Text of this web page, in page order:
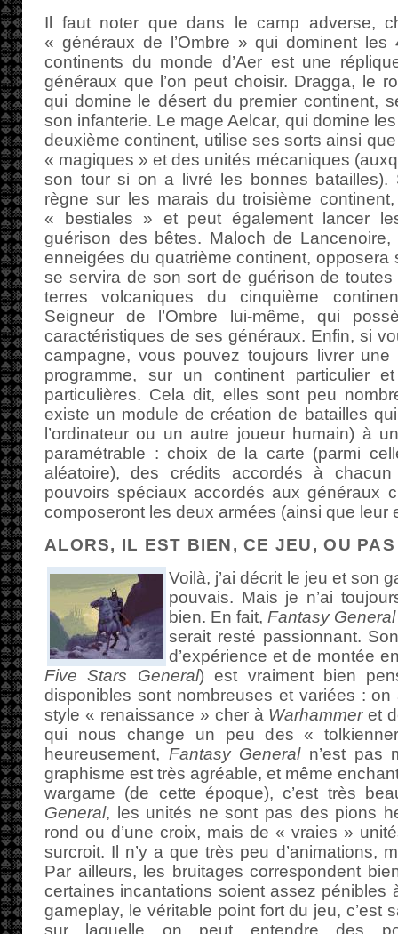
Il faut noter que dans le camp adverse,
« généraux de l’Ombre » qui dominent les
continents du monde d’Aer est une
généraux que l’on peut choisir. Dragga, le
qui domine le désert du premier continent,
son infanterie. Le mage Aelcar, qui domine
deuxième continent, utilise ses sorts ainsi
« magiques » et des unités mécaniques
son tour si on a livré les bonnes batailles).
règne sur les marais du troisième
« bestiales » et peut également lancer
guérison des bêtes. Maloch de
enneigées du quatrième continent, opposera
se servira de son sort de guérison de
terres volcaniques du cinquième
Seigneur de l’Ombre lui-même, qui
caractéristiques de ses généraux. Enfin, si
campagne, vous pouvez toujours livrer
programme, sur un continent particulier
particulières. Cela dit, elles sont peu
existe un module de création de batailles
l’ordinateur ou un autre joueur humain) à
paramétrable : choix de la carte (parmi
aléatoire), des crédits accordés à
pouvoirs spéciaux accordés aux généraux
composeront les deux armées (ainsi que leur
ALORS, IL EST BIEN, CE JEU, OU
Voilà, j’ai décrit le jeu et son
pouvais. Mais je n’ai
bien. En fait, Fantasy General
serait resté passionnant.
d’expérience et de montée
Five Stars General) est vraiment bien
disponibles sont nombreuses et variées :
style « renaissance » cher à Warhammeret
qui nous change un peu des «
heureusement, Fantasy General n’est pas
graphisme est très agréable, et même
wargame (de cette époque), c’est très
General, les unités ne sont pas des pions
rond ou d’une croix, mais de « vraies »
surcroit. Il n’y a que très peu d’animations,
Par ailleurs, les bruitages correspondent
certaines incantations soient assez pénibles
gameplay, le véritable point fort du jeu, c’est
sur laquelle on peut entendre des